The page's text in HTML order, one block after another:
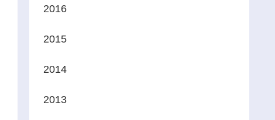
2016
2015
2014
2013